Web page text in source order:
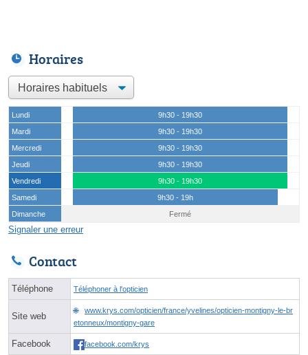
Horaires
Lundi
9h30 - 19h30
Mardi
9h30 - 19h30
Mercredi
9h30 - 19h30
Jeudi
9h30 - 19h30
Vendredi
9h30 - 19h30
Samedi
9h30 - 19h
Dimanche
Fermé
Signaler une erreur
Contact
Téléphone Téléphoner à l'opticien
Site web
www.krys.com/opticien/france/yvelines/opticien-montigny-le-br
etonneux/montigny-gare
Facebook facebook.com/krys